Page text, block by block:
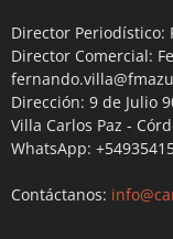
Director Periodístico:
Director Comercial:
Dirección: 9 de Julio
Villa Carlos Paz -
WhatsApp:
Contáctanos: